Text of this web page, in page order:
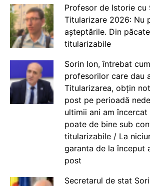
Profesor de Istorie cu
Titularizare 2026: Nu
așteptările. Din
titularizabile
Sorin Ion, întrebat
profesorilor care dau
Titularizarea, obțin
post pe perioadă
ultimii ani am
poate de bine sub
titularizabile / La
garanta de la început
post
Secretarul de stat